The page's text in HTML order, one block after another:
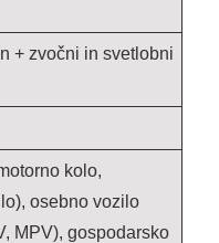
+ zvočni in svetlobni
kolo,
osebno vozilo
MPV), gospodarsko